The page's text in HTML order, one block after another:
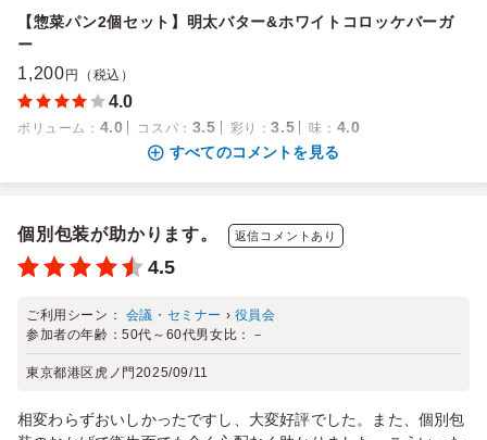
【惣菜パン2個セット】明太バター&ホワイトコロッケバーガ
ー
1,200 円（税込）
4.0
ボリューム ： 4.0 コスパ ： 3.5 彩り ：3.5 味 ： 4.0
すべてのコメントを見る
個別包装が助かります。 返信コメントあり
4.5
ご利用シーン： 会議・セミナー › 役員会
参加者の年齢：50代～60代男女比： －
東京都港区虎ノ門 2025/09/11
相変わらずおいしかったですし、大変好評でした。また、個別包